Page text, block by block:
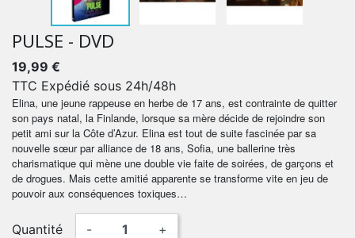
PULSE - DVD
19,99 €
TTC Expédié sous 24h/48h
Elina, une jeune rappeuse en herbe de 17 ans, est contrainte de quitter
son pays natal, la Finlande, lorsque sa mère décide de rejoindre son
petit ami sur la Côte d’Azur. Elina est tout de suite fascinée par sa
nouvelle sœur par alliance de 18 ans, Sofia, une ballerine très
charismatique qui mène une double vie faite de soirées, de garçons et
de drogues. Mais cette amitié apparente se transforme vite en jeu de
pouvoir aux conséquences toxiques…
Quantité - +